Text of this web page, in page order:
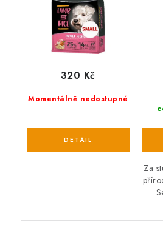
Momentálně nedostupné
320 Kč
Za